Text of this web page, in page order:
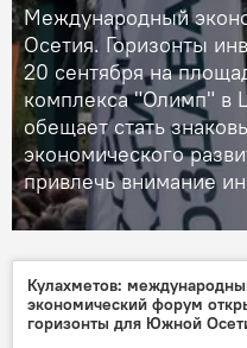
Международный
Осетия. Горизонты
20 сентября на
комплекса "Олимп" в
обещает стать
экономического
привлечь внимание
Кулахметов:
экономический форум
горизонты для Южной